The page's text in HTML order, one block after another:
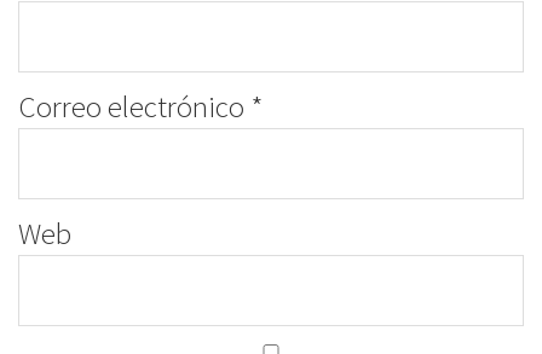
Correo electrónico *
Web